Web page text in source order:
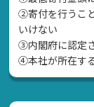
②寄付を行うこ
いけない
➂内閣府に認定
④本社が所在す